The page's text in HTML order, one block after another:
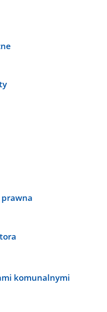
prawna
komunalnymi